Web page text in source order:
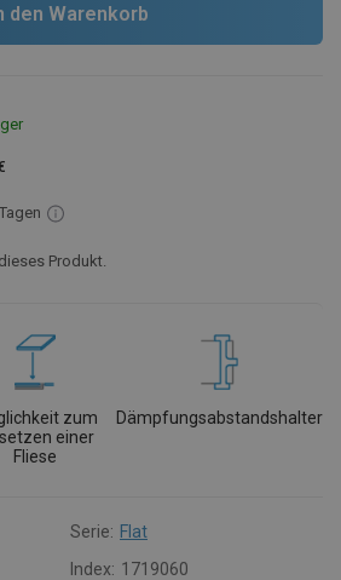
den Warenkorb
Produkt.
zum
einer
Fliese
Dämpfungsabstandshalter
Serie: Flat
Index: 1719060